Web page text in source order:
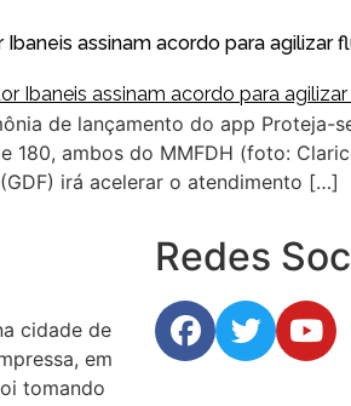
assinam acordo para agilizar
de lançamento do app
180, ambos do MMFDH (foto:
irá acelerar o atendimento […]
cidade de
em
tomando
Redes